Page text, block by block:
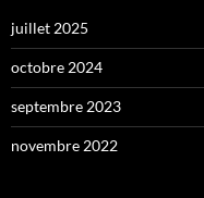
juillet 2025
octobre 2024
septembre 2023
novembre 2022